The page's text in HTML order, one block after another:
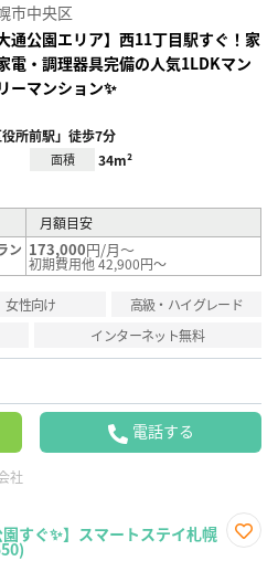
録
市中央区
大通公園エリア】西11丁目駅すぐ！家
電・調理器具完備の人気1LDKマン
ーマンション✨
所前駅」徒歩7分
面積 34m²
月額目安
ン 173,000円/月～
初期費用他 42,900円～
女性向け
高級・ハイグレード
インターネット無料
電話する
社
すぐ✨】スマートステイ札幌